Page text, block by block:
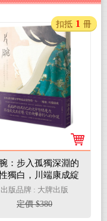
：步入孤獨深淵的
獨白，川端康成綻
放幽玄之美短篇選
出版品牌 : 大牌出版
定價 $380
扣抵 1 冊